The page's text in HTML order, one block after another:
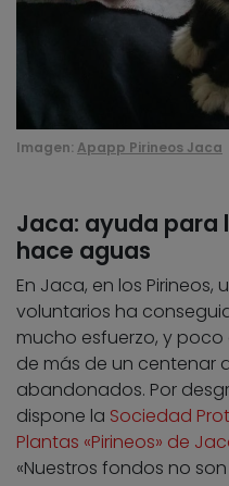
Imagen: Apapp Pirineos Jaca
Jaca: ayuda
hace aguas
En Jaca, en los
voluntarios ha
mucho esfuerzo, y
de más de un centenar
abandonados. Por
dispone la Sociedad
Plantas «Pirineos» de
«Nuestros fondos no